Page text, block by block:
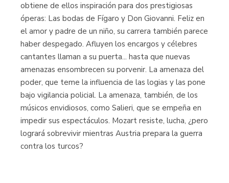
obtiene de ellos inspiración para dos prestigiosas
óperas: Las bodas de Fígaro y Don Giovanni. Feliz en
el amor y padre de un niño, su carrera también parece
haber despegado. Afluyen los encargos y célebres
cantantes llaman a su puerta... hasta que nuevas
amenazas ensombrecen su porvenir. La amenaza del
poder, que teme la influencia de las logias y las pone
bajo vigilancia policial. La amenaza, también, de los
músicos envidiosos, como Salieri, que se empeña en
impedir sus espectáculos. Mozart resiste, lucha, ¿pero
logrará sobrevivir mientras Austria prepara la guerra
contra los turcos?